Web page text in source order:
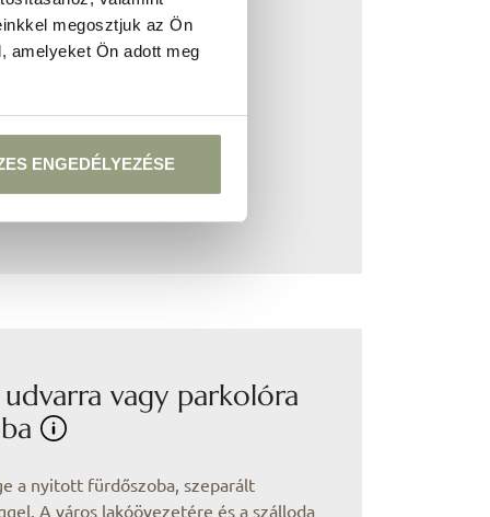
megosztjuk az Ön
amelyeket Ön adott meg
ENGEDÉLYEZÉSE
vagy parkolóra
a nyitott fürdőszoba, szeparált
A város lakóövezetére és a szálloda